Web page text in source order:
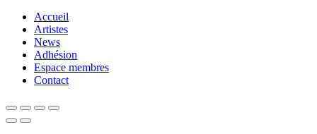
Accueil
Artistes
News
Adhésion
Espace membres
Contact